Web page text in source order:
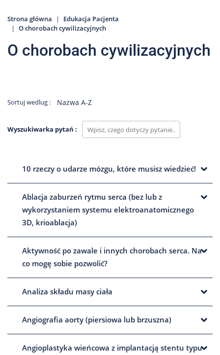
Kontakt
801
Strona główna
Edukacja Pacjenta
O chorobach cywilizacyjnych
O chorobach cywilizacyjnych
Wyszukiwarka pytań :
Sortuj wedlug : Nazwa A-Z
10 rzeczy o udarze mózgu, które musisz wiedzieć!
Ablacja zaburzeń rytmu serca (bez lub z
wykorzystaniem systemu elektroanatomicznego
3D, krioablacja)
Aktywność po zawale i innych chorobach serca. Na
co mogę sobie pozwolić?
Analiza składu masy ciała
Angiografia aorty (piersiowa lub brzuszna)
Angioplastyka wieńcowa z implantacją stentu typu